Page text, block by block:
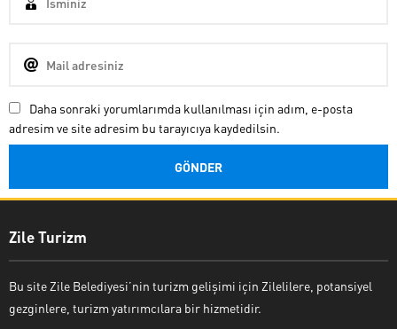
Daha sonraki yorumlarımda kullanılması için adım, e-posta
adresim ve site adresim bu tarayıcıya kaydedilsin.
Zile Turizm
Bu site Zile Belediyesi’nin turizm gelişimi için Zilelilere, potansiyel
gezginlere, turizm yatırımcılara bir hizmetidir.